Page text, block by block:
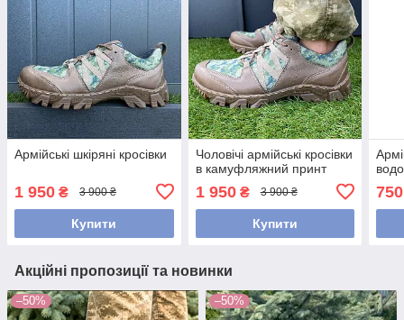
Армійські шкіряні кросівки
1 950 ₴ 3 900 ₴
Купити
Чоловічі армійські кросівки
в камуфляжний принт
1 950₴ 3 900 ₴
Купити
750
Акційні пропозиції та новинки
–50% –50%